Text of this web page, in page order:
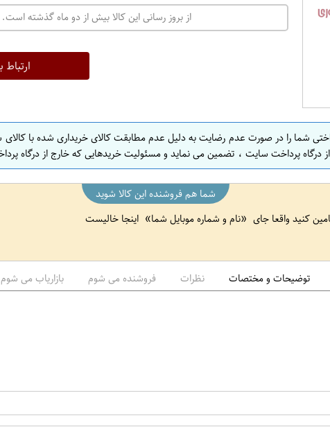
از بروز رسانی این کالا بیش از دو ماه گذشته
ارتباط
شما را در صورت عدم رضایت به دلیل عدم مطابقت کالای خریداری شده با
پرداخت سایت ، تضمین می نماید و مسئولیت خریدهایی که خارج از درگاه
شما هم فروشنده این کالا شوید
کنید واقعا جای
نام و شماره موبایل شما اینجا خالیست
توضیحات و مختصات نظرات فروشنده می شوم بازاریاب می شوم